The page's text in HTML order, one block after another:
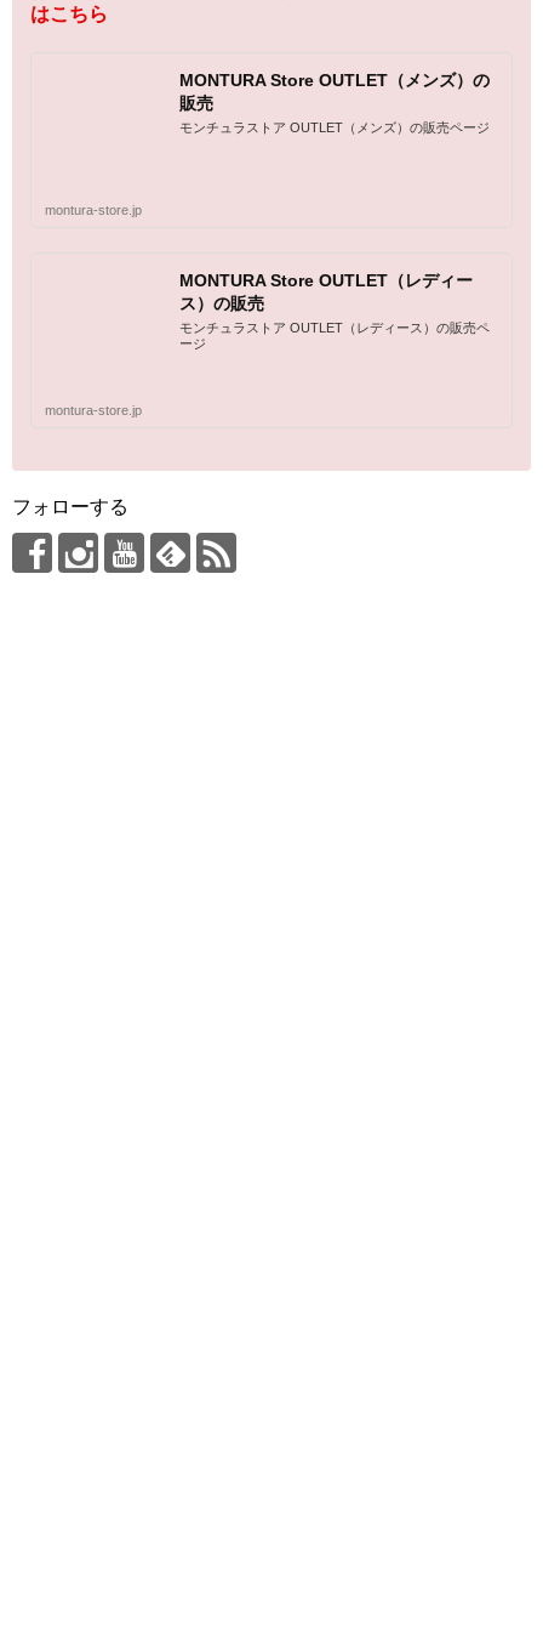
はこちら
MONTURA Store OUTLET（メンズ）の
販売
モンチュラストア OUTLET（メンズ）の販売ページ
montura-store.jp
MONTURA Store OUTLET（レディー
ス）の販売
モンチュラストア OUTLET（レディース）の販売ペ
ージ
montura-store.jp
フォローする